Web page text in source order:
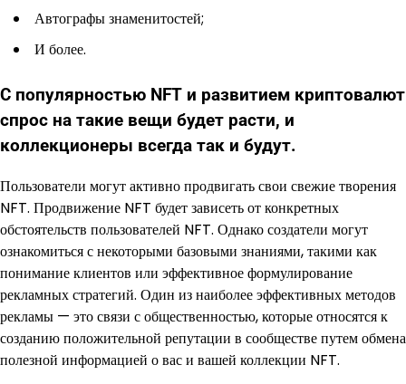
Автографы знаменитостей;
И более.
С популярностью NFT и развитием криптовалют
спрос на такие вещи будет расти, и
коллекционеры всегда так и будут.
Пользователи могут активно продвигать свои свежие творения
NFT. Продвижение NFT будет зависеть от конкретных
обстоятельств пользователей NFT. Однако создатели могут
ознакомиться с некоторыми базовыми знаниями, такими как
понимание клиентов или эффективное формулирование
рекламных стратегий. Один из наиболее эффективных методов
рекламы — это связи с общественностью, которые относятся к
созданию положительной репутации в сообществе путем обмена
полезной информацией о вас и вашей коллекции NFT.